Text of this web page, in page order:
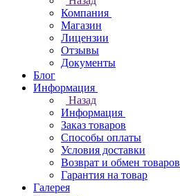
Компания
Магазин
Лицензии
Отзывы
Документы
Блог
Информация
Назад
Информация
Заказ товаров
Способы оплаты
Условия доставки
Возврат и обмен товаров
Гарантия на товар
Галерея